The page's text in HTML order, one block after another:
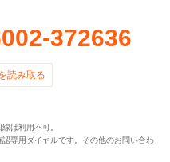
372636
読み取る
は利用不可。
専用ダイヤルです。その他のお問い合わ